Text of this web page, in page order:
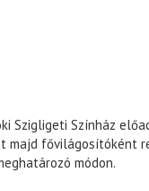
Szigligeti Színház
majd fővilágosítóként
módon.